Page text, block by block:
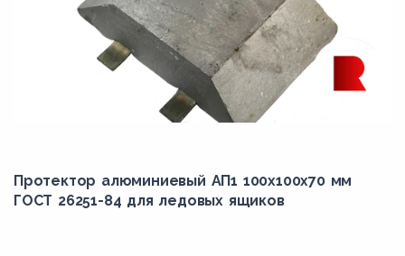
Протектор алюминиевый АП1 100х100х70 мм
ГОСТ 26251-84 для ледовых ящиков